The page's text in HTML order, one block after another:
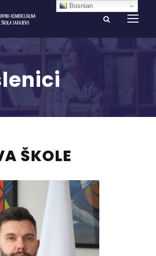
ŠKOLE
Bosnian